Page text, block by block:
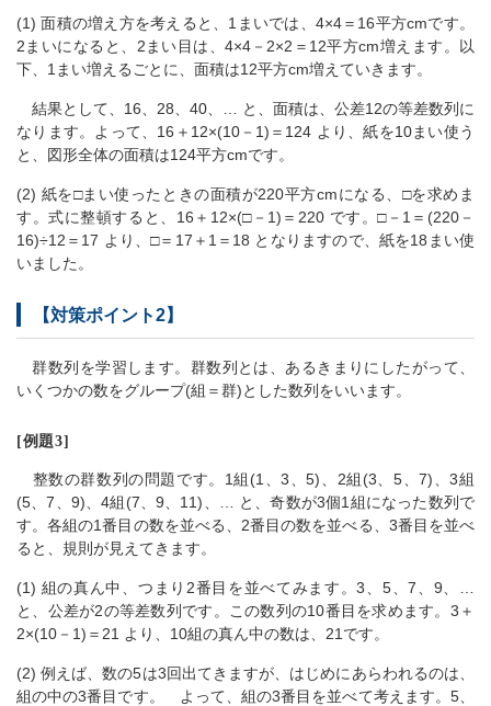
(1) 面積の増え方を考えると、1まいでは、4×4＝16平方cmです。
2まいになると、2まい目は、4×4－2×2＝12平方cm増えます。以
下、1まい増えるごとに、面積は12平方cm増えていきます。
結果として、16、28、40、… と、面積は、公差12の等差数列に
なります。よって、16＋12×(10－1)＝124 より、紙を10まい使う
と、図形全体の面積は124平方cmです。
(2) 紙を□まい使ったときの面積が220平方cmになる、□を求めま
す。式に整頓すると、16＋12×(□－1)＝220 です。□－1＝(220－
16)÷12＝17 より、□＝17＋1＝18 となりますので、紙を18まい使
いました。
【対策ポイント2】
群数列を学習します。群数列とは、あるきまりにしたがって、
いくつかの数をグループ(組＝群)とした数列をいいます。
[例題3]
整数の群数列の問題です。1組(1、3、5)、2組(3、5、7)、3組
(5、7、9)、4組(7、9、11)、… と、奇数が3個1組になった数列で
す。各組の1番目の数を並べる、2番目の数を並べる、3番目を並べ
ると、規則が見えてきます。
(1) 組の真ん中、つまり2番目を並べてみます。3、5、7、9、…
と、公差が2の等差数列です。この数列の10番目を求めます。3＋
2×(10－1)＝21 より、10組の真ん中の数は、21です。
(2) 例えば、数の5は3回出てきますが、はじめにあらわれるのは、
組の中の3番目です。 よって、組の3番目を並べて考えます。5、